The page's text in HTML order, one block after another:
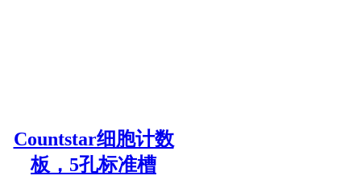
Countstar细胞计数
板，5孔标准槽